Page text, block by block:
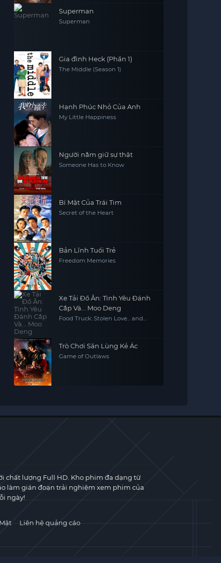
Superman
Superman
Gia đình Heck (Phần 1)
The Middle (Season 1)
Hạnh Phúc Nhỏ Của Anh
My Little Happiness
Người nắm giữ sự thật
Someone Has to Know
Bí Mật Của Trái Tim
Secret of the Heart
Bản Lĩnh Tuổi Trẻ
Freedom Memories
Xe Tải Đồ Ăn: Tình Yêu Đánh
Cắp Và... Moo Deng
Food Truck: Stolen Love... and
Trò Chơi Săn Lùng Kẻ Ác
Game of Outlaws
chất lượng Full HD. Kho phim đa dạng từ
làm gián đoạn trải nghiệm xem phim của
ngày!
Liên hệ quảng cáo